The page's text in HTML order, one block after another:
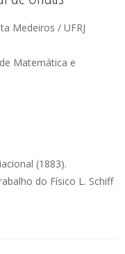
Medeiros / UFRJ
Matemática e
(1883).
do Físico L. Schiff